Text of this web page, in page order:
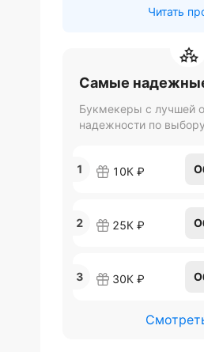
Читать
Самые
Букмекеры с лучшей
надежности по
1 10К ₽
2 25К ₽
3 30К ₽